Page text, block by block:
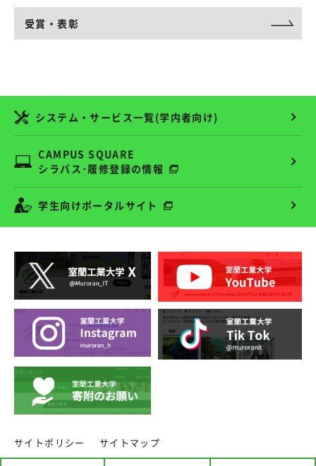
受賞・表彰
システム・サービス一覧(学内者向け)
CAMPUS SQUARE
シラバス･履修登録の情報
学生向けポータルサイト
サイトポリシー サイトマップ